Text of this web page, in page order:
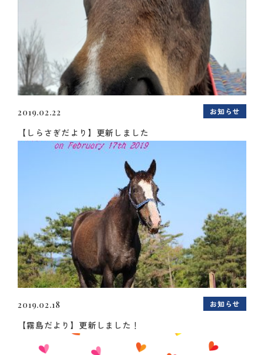
2019.02.22 お知らせ
【しらさぎだより】更新しました
2019.02.18 お知らせ
【霧島だより】更新しました！